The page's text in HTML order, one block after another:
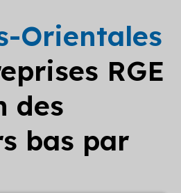
Orientales
RGE
des
bas par